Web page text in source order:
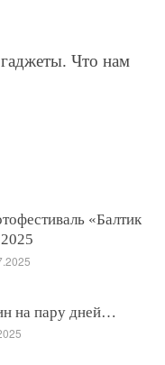
Что нам
«Балтик
на пару дней…